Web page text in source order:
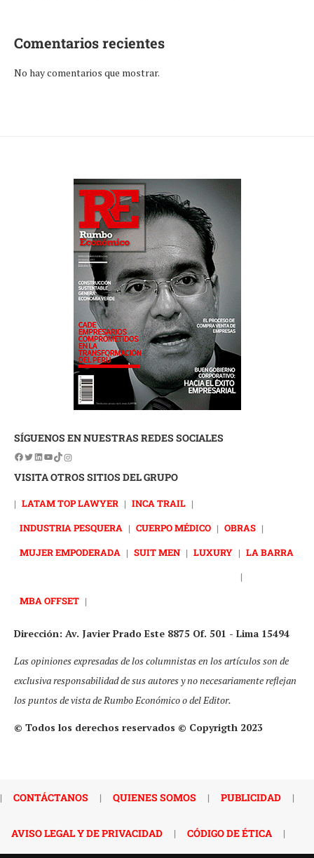
Comentarios recientes
No hay comentarios que mostrar.
SÍGUENOS EN NUESTRAS REDES SOCIALES
VISITA OTROS SITIOS DEL GRUPO
| LATAM TOP LAWYER | INCA TRAIL |
INDUSTRIA PESQUERA | CUERPO MÉDICO | OBRAS |
MUJER EMPODERADA | SUIT MEN | LUXURY | LA BARRA
|
MBA OFFSET |
Dirección: Av. Javier Prado Este 8875 Of. 501 - Lima 15494
Las opiniones expresadas de los columnistas en los artículos son de
exclusiva responsabilidad de sus autores y no necesariamente reflejan
los puntos de vista de Rumbo Económico o del Editor.
© Todos los derechos reservados © Copyrigth 2023
| CONTÁCTANOS | QUIENES SOMOS | PUBLICIDAD |
AVISO LEGAL Y DE PRIVACIDAD | CÓDIGO DE ÉTICA |